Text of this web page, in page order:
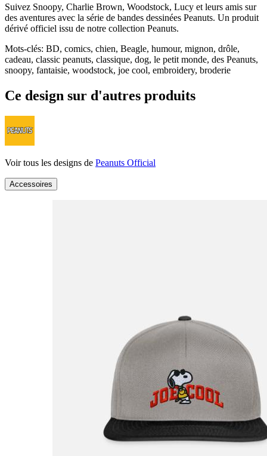
Suivez Snoopy, Charlie Brown, Woodstock, Lucy et leurs amis sur
des aventures avec la série de bandes dessinées Peanuts. Un produit
dérivé officiel issu de notre collection Peanuts.
Mots-clés: BD, comics, chien, Beagle, humour, mignon, drôle,
cadeau, classic peanuts, classique, dog, le petit monde, des Peanuts,
snoopy, fantaisie, woodstock, joe cool, embroidery, broderie
Ce design sur d'autres produits
Voir tous les designs de Peanuts Official
Accessoires